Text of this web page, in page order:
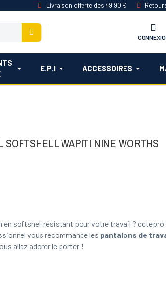
Livraison offerte dès 49.90 €
E.P.I ACCESSOIRES
SOFTSHELL WAPITI NINE WORTHS
en softshell résistant pour votre travail ? cotepro
vous recommande les pantalons de
allez adorer le porter !